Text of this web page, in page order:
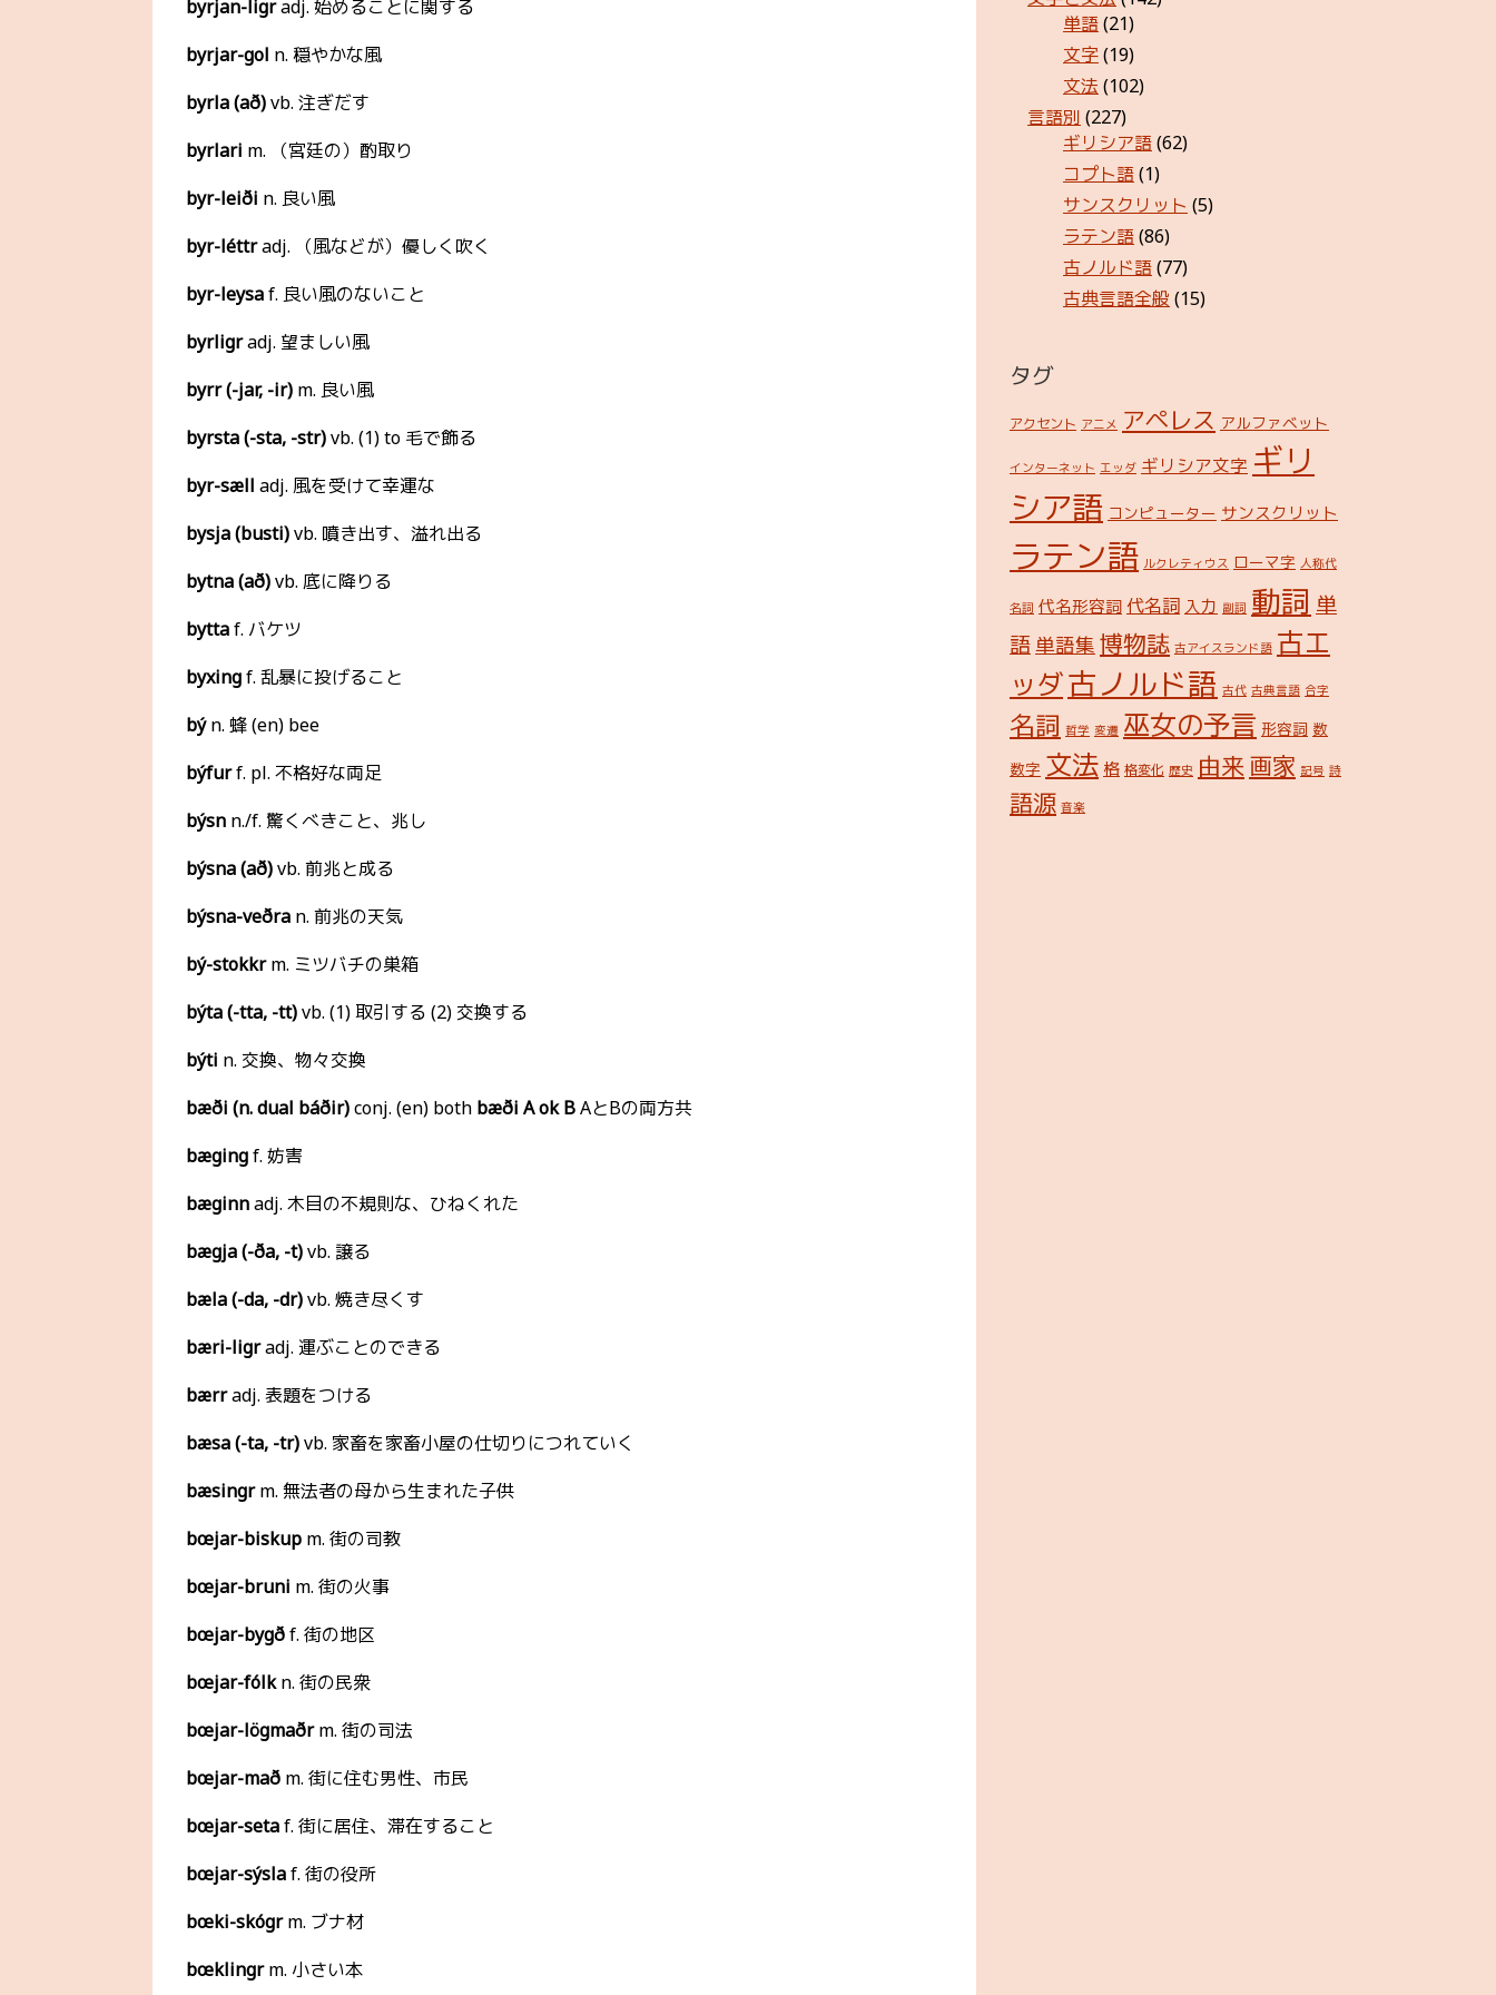
byrjan-ligradj. 始めることに関する
byrjar-gol n. 穏やかな風
byrla (að)vb. 注ぎだす
byrlari m. （宮廷の）酌取り
byr-leiði n. 良い風
byr-léttradj. （風などが）優しく吹く
byr-leysaf. 良い風のないこと
byrligradj. 望ましい風
byrr (-jar, -ir) m. 良い風
byrsta (-sta, -str)vb. (1) to 毛で飾る
byr-sæll adj. 風を受けて幸運な
bysja (busti)vb. 噴き出す、溢れ出る
bytna (að)vb. 底に降りる
byttaf. バケツ
byxingf. 乱暴に投げること
býn. 蜂 (en) bee
býfurf. pl. 不格好な両足
býsn n./f. 驚くべきこと、兆し
býsna (að)vb. 前兆と成る
býsna-veðra n. 前兆の天気
bý-stokkrm. ミツバチの巣箱
býta (-tta, -tt)vb. (1) 取引する (2) 交換する
býti n. 交換、物々交換
bæði (n. dual báðir)conj. (en) both bæði A ok BAとBの両方共
bægingf. 妨害
bæginnadj. 木目の不規則な、ひねくれた
bægja (-ða, -t)vb. 譲る
bæla (-da, -dr)vb. 焼き尽くす
bæri-ligradj. 運ぶことのできる
bærradj. 表題をつける
bæsa (-ta, -tr)vb. 家畜を家畜小屋の仕切りにつれていく
bæsingrm. 無法者の母から生まれた子供
bœjar-biskup m. 街の司教
bœjar-bruni m. 街の火事
bœjar-bygðf. 街の地区
bœjar-fólkn. 街の民衆
bœjar-lögmaðrm. 街の司法
bœjar-mað m. 街に住む男性、市民
bœjar-setaf. 街に居住、滞在すること
bœjar-sýslaf. 街の役所
bœki-skógrm. ブナ材
bœklingrm. 小さい本
単語(21)
文字(19)
文法 (102)
言語別 (227)
ギリシア語(62)
コプト語(1)
サンスクリット (5)
ラテン語(86)
古ノルド語(77)
古典言語全般 (15)
タグ
アクセント アニメ アペレス アルファベット
インターネット エッダ ギリシア文字 ギリ
シア語 コンピューター サンスクリット
ラテン語 ルクレティウス ローマ字 人称代
名詞 代名形容詞 代名詞 入力 副詞 動詞 単
語単語集 博物誌 古アイスランド語 古エ
ッダ古ノルド語 古代 古典言語 合字
名詞 哲学 変遷 巫女の予言 形容詞 数
数字 文法 格 格変化 歴史 由来画家 記号 詩
語源 音楽